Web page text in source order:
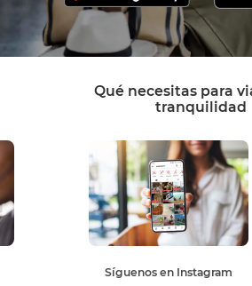
Qué necesitas para
tranquilidad
Síguenos en Instagram